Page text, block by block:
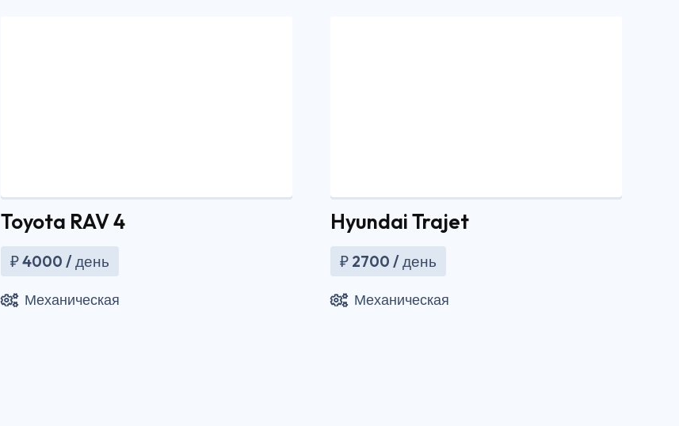
Toyota RAV 4
₽4000 / день
Механическая
Hyundai Trajet
₽ 2700 / день
Механическая